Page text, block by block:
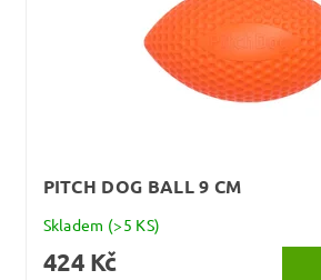
PITCH DOG BALL 9 CM
Skladem (>5 KS)
424 Kč